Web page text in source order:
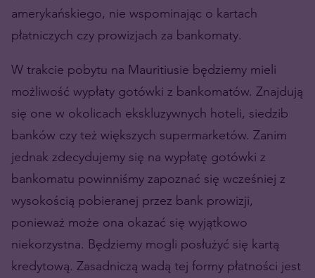
amerykańskiego, nie wspominając o kartach
płatniczych czy prowizjach za bankomaty.
W trakcie pobytu na Mauritiusie będziemy mieli
możliwość wypłaty gotówki z bankomatów. Znajdują
się one w okolicach ekskluzywnych hoteli, siedzib
banków czy też większych supermarketów. Zanim
jednak zdecydujemy się na wypłatę gotówki z
bankomatu powinniśmy zapoznać się wcześniej z
wysokością pobieranej przez bank prowizji,
ponieważ może ona okazać się wyjątkowo
niekorzystna. Będziemy mogli posłużyć się kartą
kredytową. Zasadniczą wadą tej formy płatności jest